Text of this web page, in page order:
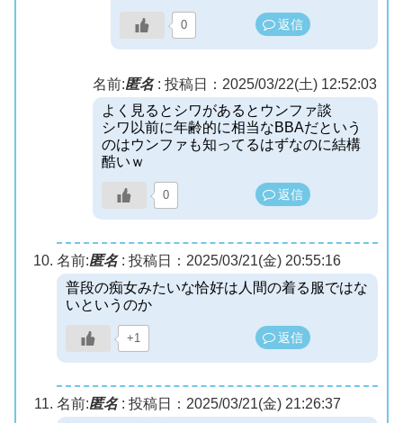
0 返信
名前:匿名: 投稿日：2025/03/22(土) 12:52:03
よく見るとシワがあるとウンファ談
シワ以前に年齢的に相当なBBAだという
のはウンファも知ってるはずなのに結構
酷いｗ
0 返信
名前:匿名: 投稿日：2025/03/21(金) 20:55:16
普段の痴女みたいな恰好は人間の着る服ではな
いというのか
+1 返信
名前:匿名: 投稿日：2025/03/21(金) 21:26:37